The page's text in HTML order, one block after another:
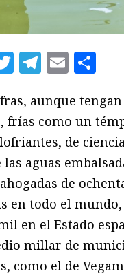
TwitterEmail
aunque
frías como un
de
aguas
de
en todo el mundo,
en el Estado
millar de
como el de